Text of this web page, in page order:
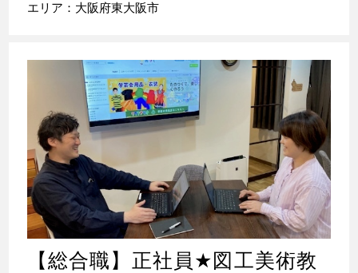
エリア：大阪府東大阪市
【総合職】正社員 ★図工美術教